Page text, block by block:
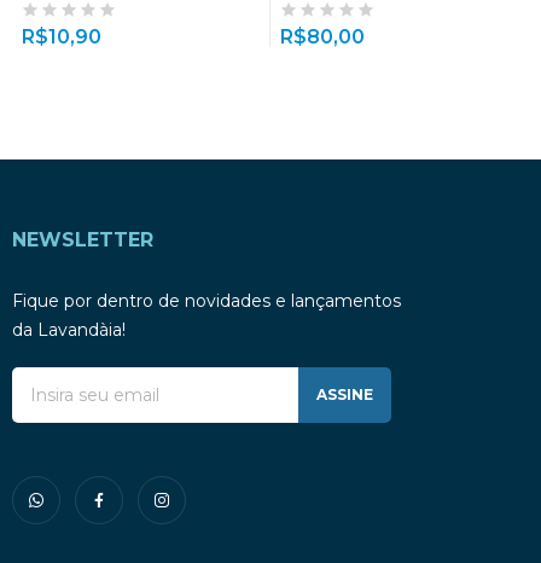
R$10,90 R$80,00
NEWSLETTER
Fique por dentro de novidades e lançamentos
da Lavandàia!
ASSINE